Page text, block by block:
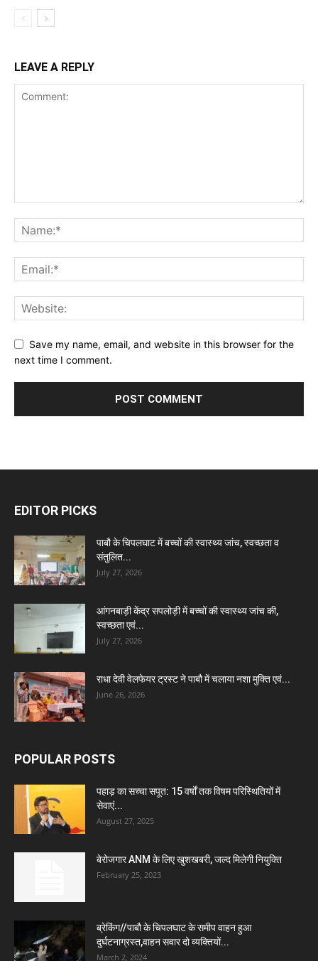
LEAVE A REPLY
Save my name, email, and website in this browser for the
next time I comment.
EDITOR PICKS
पाबौ के चिपलघाट में बच्चों की स्वास्थ्य जांच, स्वच्छता व
संतुलित...
July 27, 2026
आंगनबाड़ी केंद्र सपलोड़ी में बच्चों की स्वास्थ्य जांच की,
स्वच्छता एवं...
July 27, 2026
राधा देवी वेलफेयर ट्रस्ट ने पाबौ में चलाया नशा मुक्ति एवं...
June 26, 2026
POPULAR POSTS
पहाड़ का सच्चा सपूत: 15 वर्षों तक विषम परिस्थितियों में
सेवाएं...
August 27, 2025
बेरोजगार ANM के लिए खुशखबरी, जल्द मिलेगी नियुक्ति
February 25, 2023
ब्रेकिंग//पाबौ के चिपलघाट के समीप वाहन हुआ
दुर्घटनाग्रस्त,वाहन सवार दो व्यक्तियों...
March 2, 2024